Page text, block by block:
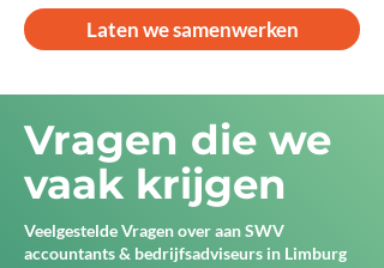
Laten we samenwerken
Vragen die we
vaak krijgen
Veelgestelde Vragen over aan SWV
accountants & bedrijfsadviseurs in Limburg